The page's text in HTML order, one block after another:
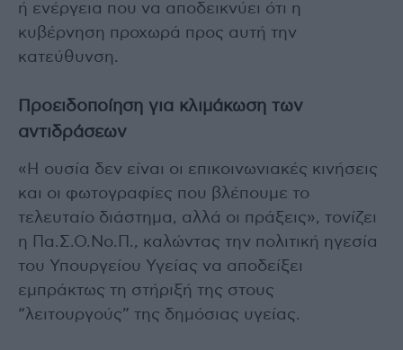
ή ενέργεια που να αποδεικνύει ότι η
κυβέρνηση προχωρά προς αυτή την
κατεύθυνση.
Προειδοποίηση για κλιμάκωση των
αντιδράσεων
«Η ουσία δεν είναι οι επικοινωνιακές κινήσεις
και οι φωτογραφίες που βλέπουμε το
τελευταίο διάστημα, αλλά οι πράξεις», τονίζει
η Πα.Σ.Ο.Νο.Π., καλώντας την πολιτική ηγεσία
του Υπουργείου Υγείας να αποδείξει
εμπράκτως τη στήριξή της στους
“λειτουργούς” της δημόσιας υγείας.